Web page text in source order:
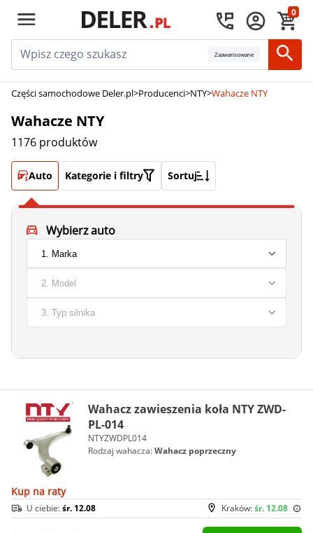
0
Zaawansowane
Części samochodowe Deler.pl>Producenci>NTY>Wahacze NTY
Wahacze NTY
1176 produktów
Auto Kategorie i filtry Sortuj
Wybierz auto
Wahacz zawieszenia koła NTY ZWD-
PL-014
NTYZWDPL014
Rodzaj wahacza:Wahacz poprzeczny
Kup na raty
Kraków:śr. 12.08
U ciebie:śr. 12.08